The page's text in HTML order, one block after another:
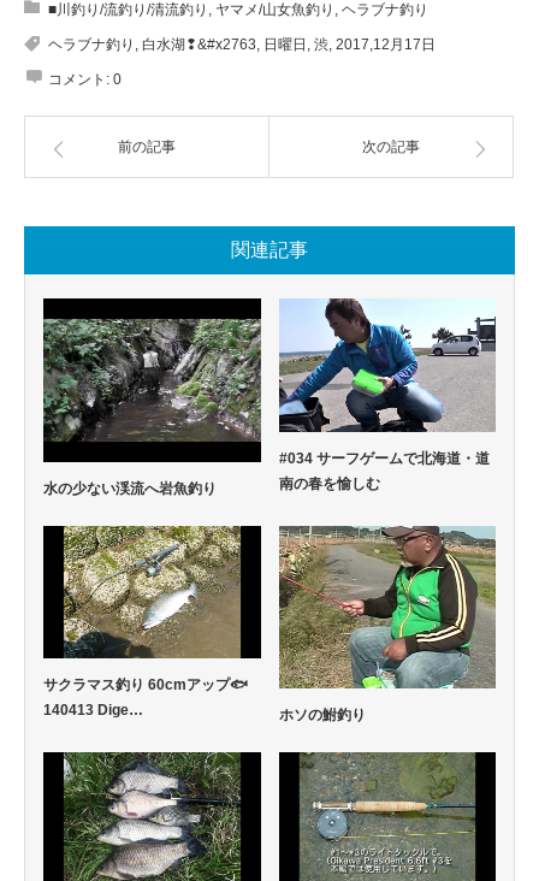
■川釣り/流釣り/清流釣り , ヤマメ/山女魚釣り , ヘラブナ釣り
ヘラブナ釣り , 白水湖❢&#x2763, 日曜日 , 渋, 2017,12月17日
コメント: 0
前の記事 次の記事
関連記事
水の少ない渓流へ岩魚釣り
#034 サーフゲームで北海道・道
南の春を愉しむ
サクラマス釣り 60cmアップ🐟
140413 Dige…
ホソの鮒釣り